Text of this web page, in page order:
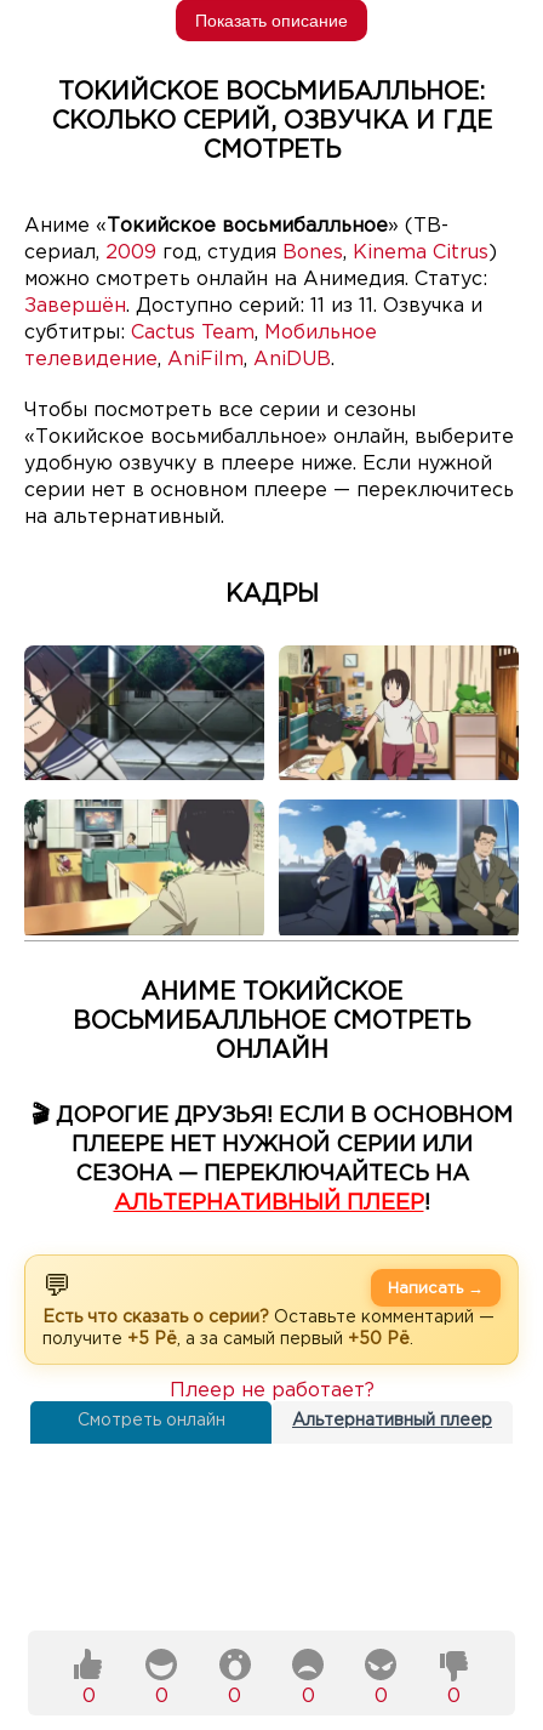
Показать описание
ТОКИЙСКОЕ ВОСЬМИБАЛЛЬНОЕ:
СКОЛЬКО СЕРИЙ, ОЗВУЧКА И ГДЕ
СМОТРЕТЬ
Аниме « Токийское восьмибалльное» (ТВ-
сериал, 2009 год, студия Bones, Kinema Citrus )
можно смотреть онлайн на Анимедия. Статус:
Завершён. Доступно серий: 11 из 11. Озвучка и
субтитры: Cactus Team, Мобильное
телевидение, AniFilm, AniDUB.
Чтобы посмотреть все серии и сезоны
«Токийское восьмибалльное» онлайн, выберите
удобную озвучку в плеере ниже. Если нужной
серии нет в основном плеере — переключитесь
на альтернативный.
КАДРЫ
АНИМЕ ТОКИЙСКОЕ
ВОСЬМИБАЛЛЬНОЕ СМОТРЕТЬ
ОНЛАЙН
🎬 ДОРОГИЕ ДРУЗЬЯ! ЕСЛИ В ОСНОВНОМ
ПЛЕЕРЕ НЕТ НУЖНОЙ СЕРИИ ИЛИ
СЕЗОНА — ПЕРЕКЛЮЧАЙТЕСЬ НА
АЛЬТЕРНАТИВНЫЙ ПЛЕЕР!
💬
Есть что сказать о серии? Оставьте комментарий —
получите +5 Рё , а за самый первый +50 Рё
Написать →
Смотреть онлайн Альтернативный плеер
Плеер не работает?
0 0 0 0 0 0